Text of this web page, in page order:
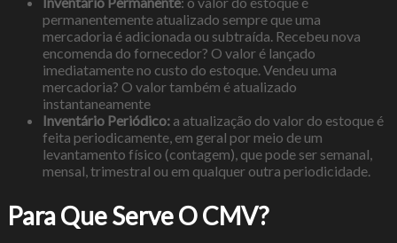
permanentemente atualizado sempre que uma
mercadoria é adicionada ou subtraída. Recebeu nova
encomenda do fornecedor? O valor é lançado
imediatamente no custo do estoque. Vendeu uma
mercadoria? O valor também é atualizado
instantaneamente
Inventário Periódico: a atualização do valor do estoque é
feita periodicamente, em geral por meio de um
levantamento físico (contagem), que pode ser semanal,
mensal, trimestral ou em qualquer outra periodicidade.
Para Que Serve O CMV?